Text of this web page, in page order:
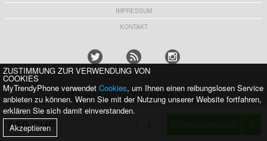
7,50 CHF
IMPRESSUM
KONTAKT
WIR UNTERSTÜTZEN MIT STOLZ:
ZUSTIMMUNG ZUR VERWENDUNG VON
COOKIES
MyTrendyPhone verwendet Cookies, um Ihnen einen reibungslosen Service
anbieten zu können. Wenn Sie mit der Nutzung unserer Website fortfahren,
erklären Sie sich damit einverstanden.
Akzeptieren